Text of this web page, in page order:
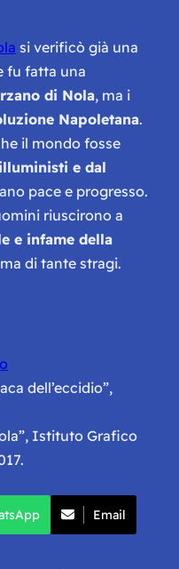
si verificò già una
fu fatta una
di Nola, ma i
Napoletana.
il mondo fosse
e dal
pace e progresso.
riuscirono a
e infame della
di tante stragi.
dell’eccidio”,
Istituto Grafico
Email